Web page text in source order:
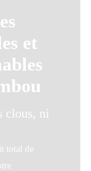
et
clous, ni
total de